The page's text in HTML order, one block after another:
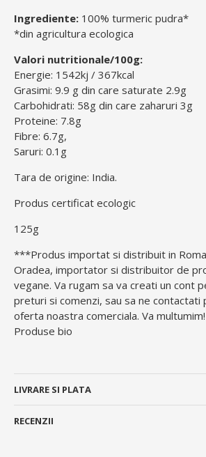
Ingrediente: 100% turmeric pudra*
*din agricultura ecologica
Valori nutritionale/100g:
Energie: 1542kj / 367kcal
Grasimi: 9.9 g din care saturate 2.9g
Carbohidrati: 58g din care zaharuri 3g
Proteine: 7.8g
Fibre: 6.7g,
Saruri: 0.1g
Tara de origine: India.
Produs certificat ecologic
125g
***Produs importat si distribuit in
Oradea, importator si distribuitor de
vegane. Va rugam sa va creati un cont
preturi si comenzi, sau sa ne contactati
oferta noastra comerciala. Va multumim!
Produse bio
LIVRARE SI PLATA
RECENZII